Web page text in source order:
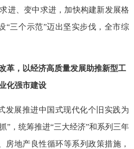
进、变中求进，加快构建新发展格
“三个示范”迈出坚实步伐，全市综
革，以经济高质量发展助推新型工
化强市建设
发展推进中国式现代化个旧实践为
”，统筹推进“三大经济”和系列三年
房地产良性循环等系列政策措施，